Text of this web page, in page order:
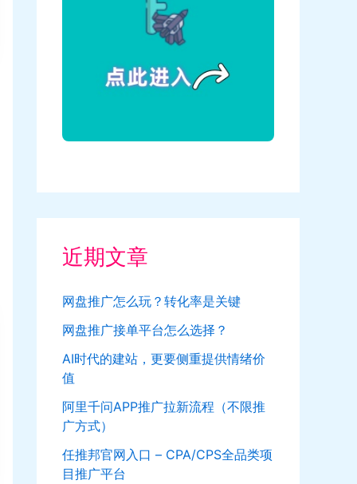
近期文章
网盘推广怎么玩？转化率是关键
网盘推广接单平台怎么选择？
AI时代的建站，更要侧重提供情绪价
值
阿里千问APP推广拉新流程（不限推
广方式）
任推邦官网入口 – CPA/CPS全品类项
目推广平台